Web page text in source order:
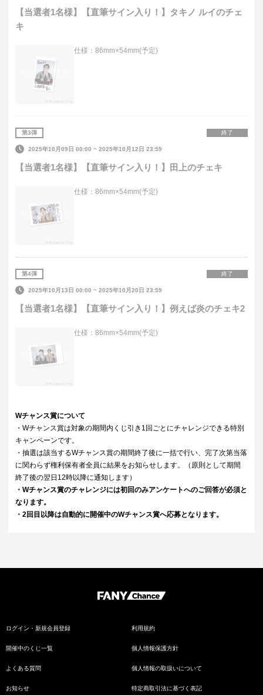
【当選者1名様】【直筆サイン入り！】タキノ ルイのチェ
キ
仕様：86mm×54mm(予定)
第3弾 終了
2025年10月09日 00:00 ~2025年10月12日 23:59
【当選者1名様】【直筆サイン入り！】田上のチェキ
仕様：86mm×54mm(予定)
第4弾 終了
2025年10月13日 00:00 ~2025年10月20日 23:59
【当選者1名様】【直筆サイン入り！】例えば炎のチェキ2
仕様：86mm×54mm(予定)
Wチャンス賞について
・Wチャンス賞は対象の期間内くじ引き1回ごとにチャレンジできる特別
キャンペーンです。
・抽選は該当するWチャンス賞の期間終了後に一括で行い、完了次第当落
に関わらず権利保有者全員に結果をお知らせします。（原則として期間
終了後の翌日12時以降に通知します）
・Wチャンス賞のチャレンジには初回のみアンケートへのご回答が必須と
なります。
・2回目以降は自動的に開催中のWチャンス賞へ応募となります。
ログイン・新規会員登録
開催中のくじ一覧
よくある質問
お知らせ
利用規約
個人情報保護方針
個人情報の取扱いについて
特定商取引法に基づく表記